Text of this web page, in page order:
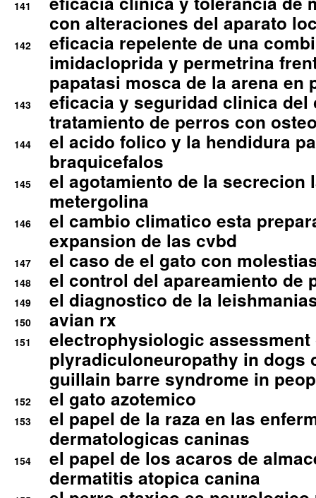
141
con alteraciones del aparato
142
eficacia repelente de una
imidacloprida y permetrina
papatasi mosca de la arena en
143
eficacia y seguridad clinica del
tratamiento de perros con
144
el acido folico y la hendidura
braquicefalos
145
el agotamiento de la secrecion
metergolina
146
el cambio climatico esta
expansion de las cvbd
147 el caso de el gato con
148 el control del apareamiento de
149 el diagnostico de la
150 avian rx
151
electrophysiologic assessment
plyradiculoneuropathy in dogs
guillain barre syndrome in
152 el gato azotemico
153
el papel de la raza en las
dermatologicas caninas
154
el papel de los acaros de
dermatitis atopica canina